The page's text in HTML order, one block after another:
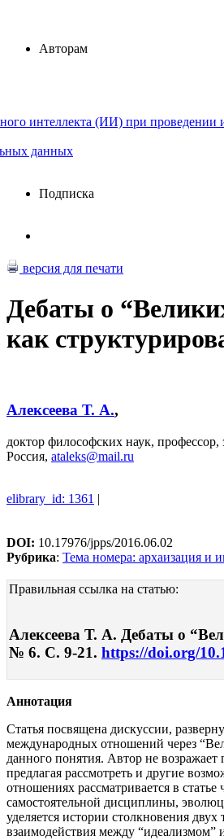
Авторам
интеллекта (ИИ) при проведении
данных
Подписка
версия для печати
Дебаты о
как
Алексеева Т. А.,
доктор философских наук,
Россия, ataleks@mail.ru
elibrary_id: 1361 |
DOI: 10.17976/jpps/2016.06.02
Рубрика: Тема номера: архаизация и
Правильная ссылка на статью:
Алексеева Т. А. Дебаты о
№ 6. С. 9-21. https://doi.org/
Аннотация
Статья посвящена дискуссии,
международных отношений через
данного понятия. Автор не
предлагая рассмотреть и другие
отношениях рассматривается в
самостоятельной дисциплины,
уделяется истории столкновения
взаимодействия между “идеализмом”